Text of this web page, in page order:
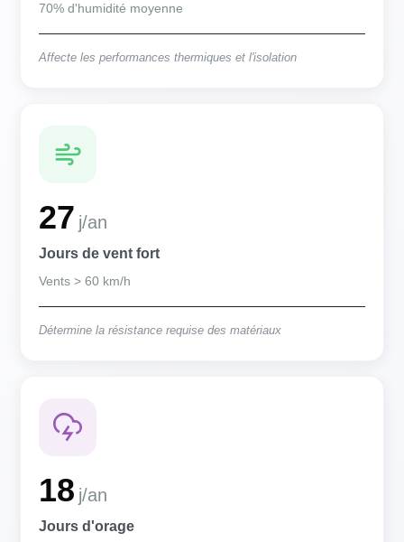
70% d'humidité moyenne
Affecte les performances thermiques et l'isolation
27 j/an
Jours de vent fort
Vents > 60 km/h
Détermine la résistance requise des matériaux
18 j/an
Jours d'orage